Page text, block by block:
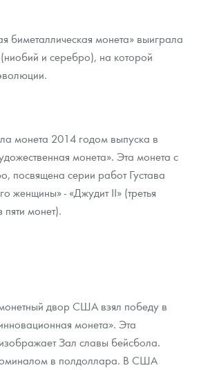
биметаллическая монета» выиграла
и серебро), на которой
монета 2014 годом выпуска в
монета». Эта монета с
посвящена серии работ Густава
женщины» - «Джудит ІІ» (третья
монет).
двор США взял победу в
монета». Эта
Зал славы бейсбола.
в полдоллара. В США